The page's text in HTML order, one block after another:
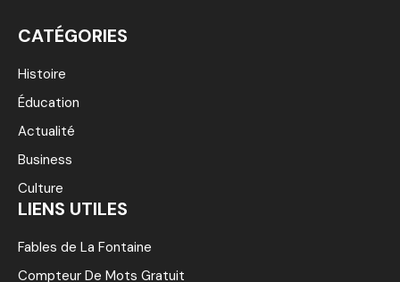
CATÉGORIES
Histoire
Éducation
Actualité
Business
Culture
LIENS UTILES
Fables de La Fontaine
Compteur De Mots Gratuit